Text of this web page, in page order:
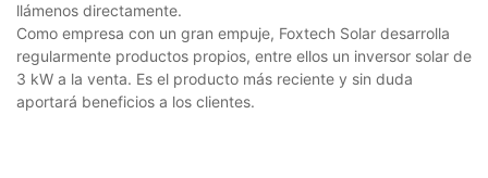
llámenos directamente.
Como empresa con un gran empuje, Foxtech Solar desarrolla
regularmente productos propios, entre ellos un inversor solar de
3 kW a la venta. Es el producto más reciente y sin duda
aportará beneficios a los clientes.